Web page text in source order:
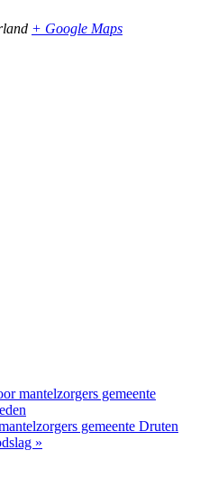
+ Google Maps
mantelzorgers gemeente
gemeente Druten
»